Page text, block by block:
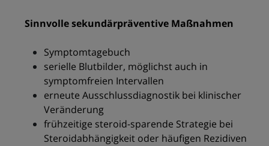
Sinnvolle sekundärpräventive Maßnahmen
Symptomtagebuch
serielle Blutbilder, möglichst auch in
symptomfreien Intervallen
erneute Ausschlussdiagnostik bei klinischer
Veränderung
frühzeitige steroid-sparende Strategie bei
Steroidabhängigkeit oder häufigen Rezidiven